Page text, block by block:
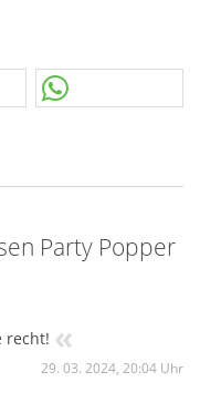
Party Popper
recht! «
29. 03. 2024, 20:04 Uhr